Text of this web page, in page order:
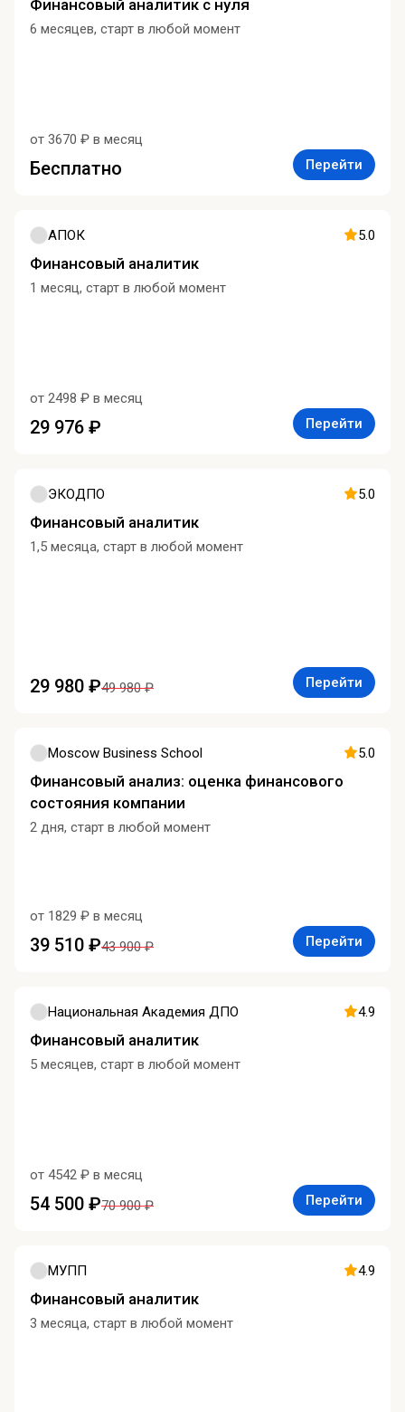
Финансовый аналитик с нуля
6 месяцев, старт в любой момент
от 3670 ₽ в месяц
Бесплатно Перейти
АПОК 5.0
Финансовый аналитик
1 месяц, старт в любой момент
от 2498 ₽ в месяц
29 976 ₽ Перейти
ЭКОДПО 5.0
Финансовый аналитик
1,5 месяца, старт в любой момент
29 980 ₽49 980 ₽ Перейти
Moscow Business School 5.0
Финансовый анализ: оценка финансового
состояния компании
2 дня, старт в любой момент
от 1829 ₽ в месяц
39 510 ₽43 900 ₽ Перейти
Национальная Академия ДПО 4.9
Финансовый аналитик
5 месяцев, старт в любой момент
от 4542 ₽ в месяц
54 500 ₽70 900 ₽ Перейти
МУПП 4.9
Финансовый аналитик
3 месяца, старт в любой момент